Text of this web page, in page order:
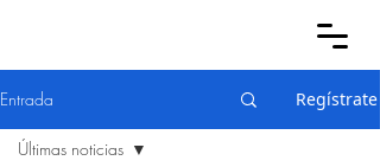
Entrada Regístrate
Últimas noticias